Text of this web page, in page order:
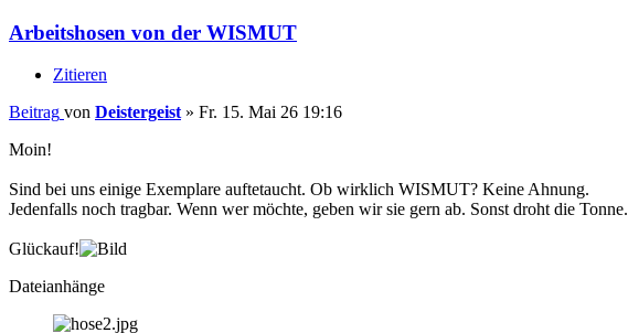
Arbeitshosen von der WISMUT
Zitieren
Beitrag von Deistergeist» Fr. 15. Mai 26 19:16
Moin!
Sind bei uns einige Exemplare auftetaucht. Ob wirklich WISMUT? Keine Ahnung.
Jedenfalls noch tragbar. Wenn wer möchte, geben wir sie gern ab. Sonst droht die Tonne.
Glückauf!
Dateianhänge